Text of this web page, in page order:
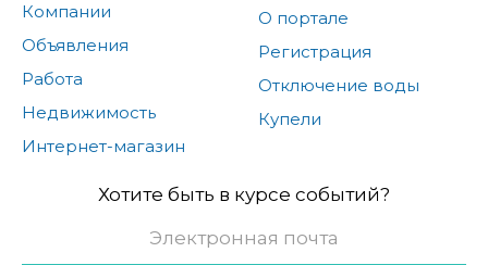
Компании
Объявления
Работа
Недвижимость
Интернет-магазин
О портале
Регистрация
Отключение воды
Купели
Хотите быть в курсе событий?